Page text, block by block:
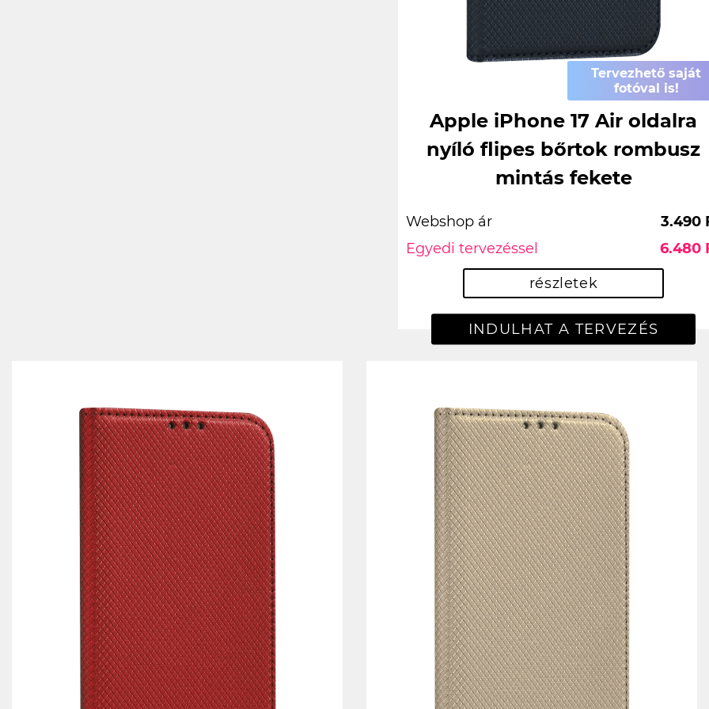
Tervezhető saját
fotóval is!
Apple iPhone 17 Air oldalra
nyíló flipes bőrtok rombusz
mintás fekete
Webshop ár
3.490
Egyedi tervezéssel
6.480
részletek
INDULHAT A TERVEZÉS